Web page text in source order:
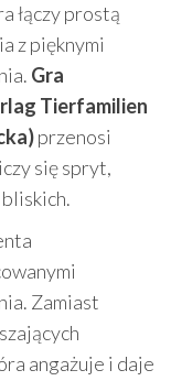
łączy prostą
z pięknymi
Gra
Tierfamilien
przenosi
się spryt,
Zamiast
angażuje i daje